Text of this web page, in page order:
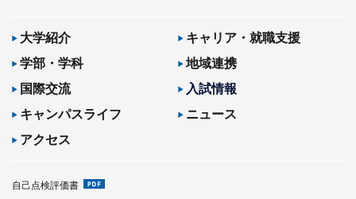
大学紹介
キャリア・就職支援
学部・学科
地域連携
国際交流
入試情報
キャンパスライフ
ニュース
アクセス
自己点検評価書